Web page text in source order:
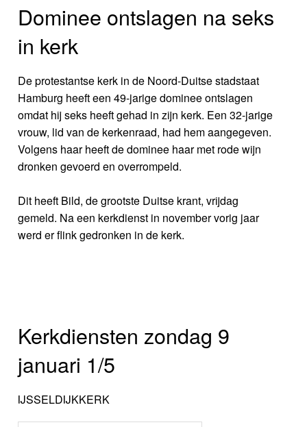
Dominee ontslagen na seks
in kerk
De protestantse kerk in de Noord-Duitse stadstaat
Hamburg heeft een 49-jarige dominee ontslagen
omdat hij seks heeft gehad in zijn kerk. Een 32-jarige
vrouw, lid van de kerkenraad, had hem aangegeven.
Volgens haar heeft de dominee haar met rode wijn
dronken gevoerd en overrompeld.
Dit heeft Bild, de grootste Duitse krant, vrijdag
gemeld. Na een kerkdienst in november vorig jaar
werd er flink gedronken in de kerk.
Kerkdiensten zondag 9
januari 1/5
IJSSELDIJKKERK